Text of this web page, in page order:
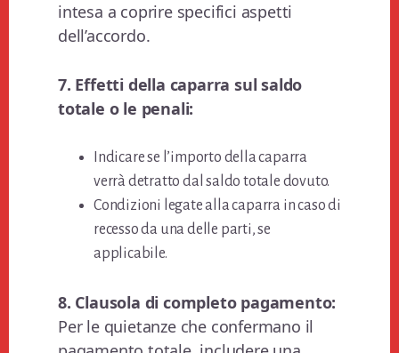
intesa a coprire specifici aspetti
dell’accordo.
7. Effetti della caparra sul saldo
totale o le penali:
Indicare se l’importo della caparra
verrà detratto dal saldo totale dovuto.
Condizioni legate alla caparra in caso di
recesso da una delle parti, se
applicabile.
8. Clausola di completo pagamento:
Per le quietanze che confermano il